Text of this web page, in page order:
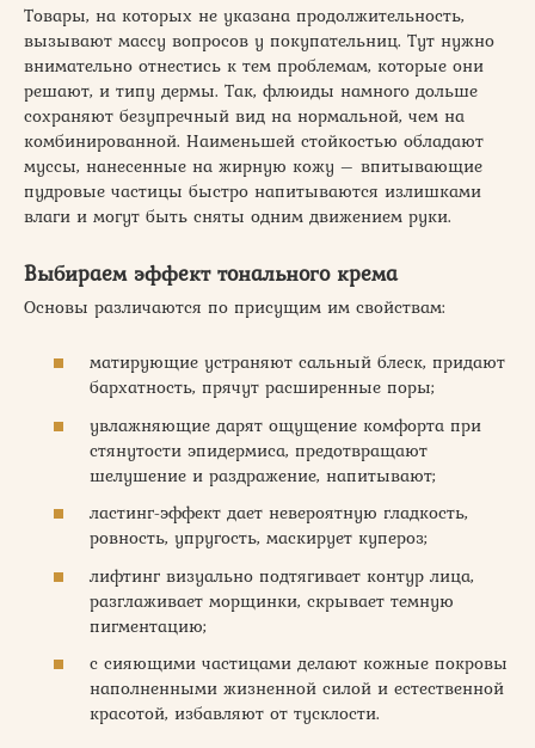
Товары, на которых не указана продолжительность,
вызывают массу вопросов у покупательниц. Тут нужно
внимательно отнестись к тем проблемам, которые они
решают, и типу дермы. Так, флюиды намного дольше
сохраняют безупречный вид на нормальной, чем на
комбинированной. Наименьшей стойкостью обладают
муссы, нанесенные на жирную кожу – впитывающие
пудровые частицы быстро напитываются излишками
влаги и могут быть сняты одним движением руки.
Выбираем эффект тонального крема
Основы различаются по присущим им свойствам:
матирующие устраняют сальный блеск, придают
бархатность, прячут расширенные поры;
увлажняющие дарят ощущение комфорта при
стянутости эпидермиса, предотвращают
шелушение и раздражение, напитывают;
ластинг-эффект дает невероятную гладкость,
ровность, упругость, маскирует купероз;
лифтинг визуально подтягивает контур лица,
разглаживает морщинки, скрывает темную
пигментацию;
с сияющими частицами делают кожные покровы
наполненными жизненной силой и естественной
красотой, избавляют от тусклости.